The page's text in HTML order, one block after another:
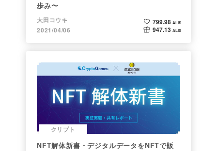
歩み〜
大田コウキ
2021/04/06
799.98 ALIS
947.13 ALIS
クリプト
NFT解体新書・デジタルデータをNFTで販